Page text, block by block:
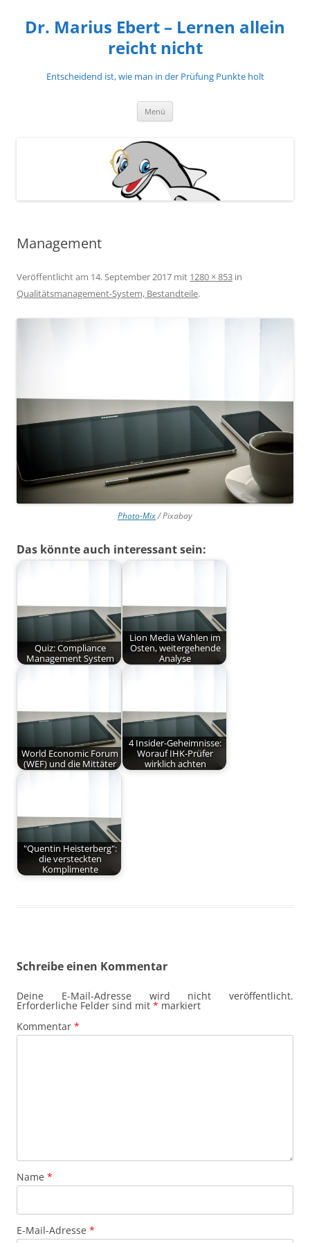
springen
Dr. Marius Ebert – Lernen allein
reicht nicht
Entscheidend ist, wie man in der Prüfung Punkte holt
Menü
Management
Veröffentlicht am 14. September 2017 mit 1280 × 853 in
Qualitätsmanagement-System, Bestandteile.
Photo-Mix/ Pixabay
Das könnte auch interessant sein:
Quiz: Compliance
Management System
Lion Media Wahlen im
Osten, weitergehende
Analyse
World Economic Forum
(WEF) und die Mittäter
4 Insider-Geheimnisse:
Worauf IHK-Prüfer
wirklich achten
"Quentin Heisterberg":
die versteckten
Komplimente
Schreibe einen Kommentar
Deine E-Mail-Adresse wird nicht veröffentlicht.
Erforderliche Felder sind mit * markiert
Kommentar *
Name *
E-Mail-Adresse *